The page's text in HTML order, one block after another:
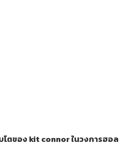
โตของ kit connor ในวงการฮอล